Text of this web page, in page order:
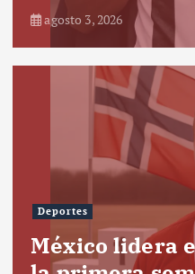
agosto 3, 2026
Deportes
México lidera